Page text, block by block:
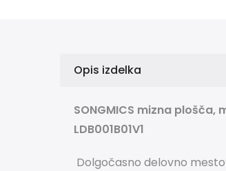
Opis izdelka
SONGMICS mizna
LDB001B01V1
Dolgočasno delovno